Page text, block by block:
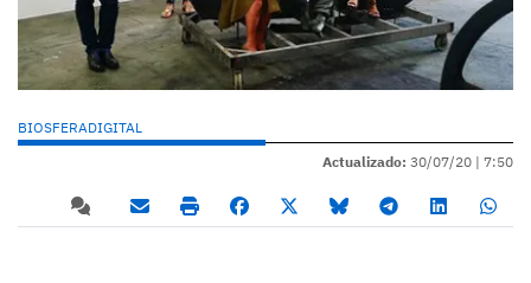
BIOSFERADIGITAL
Actualizado: 30/07/20 | 7:50